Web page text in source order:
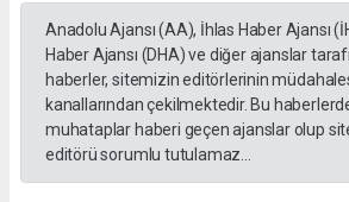
Anadolu Ajansı (AA), İhlas Haber Ajansı
Haber Ajansı (DHA) ve diğer ajanslar
haberler, sitemizin editörlerinin
kanallarından çekilmektedir. Bu
muhataplar haberi geçen ajanslar olup
editörü sorumlu tutulamaz...